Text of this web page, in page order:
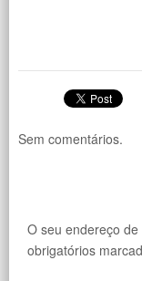
Sem comentários.
O seu endereço
obrigatórios